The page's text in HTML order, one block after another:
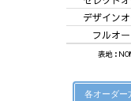
デザイン
フルオ
表地：
各オーダー